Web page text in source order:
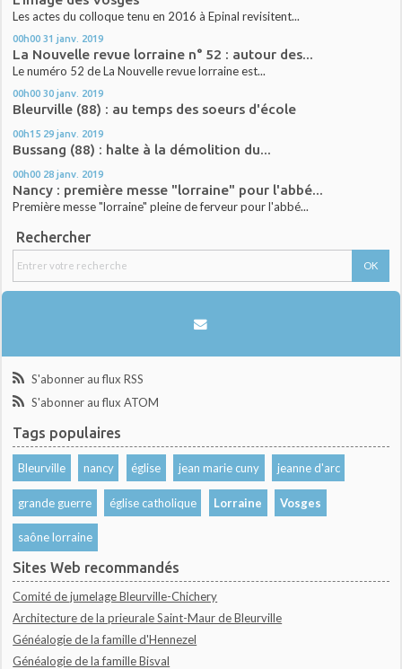
Les actes du colloque tenu en 2016 à Epinal revisitent...
00h00 31 janv. 2019
La Nouvelle revue lorraine n° 52 : autour des...
Le numéro 52 de La Nouvelle revue lorraine est...
00h00 30 janv. 2019
Bleurville (88) : au temps des soeurs d'école
00h15 29 janv. 2019
Bussang (88) : halte à la démolition du...
00h00 28 janv. 2019
Nancy : première messe "lorraine" pour l'abbé...
Première messe "lorraine" pleine de ferveur pour l'abbé...
Rechercher
S'abonner au flux RSS
S'abonner au flux ATOM
Tags populaires
Bleurville nancy église jean marie cuny jeanne d'arc
grande guerre église catholique Lorraine Vosges
saône lorraine
Sites Web recommandés
Comité de jumelage Bleurville-Chichery
Architecture de la prieurale Saint-Maur de Bleurville
Généalogie de la famille d'Hennezel
Généalogie de la famille Bisval